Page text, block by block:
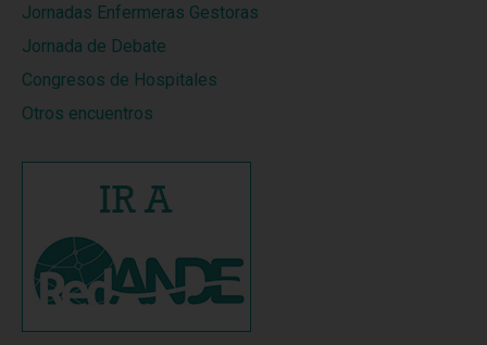
Jornadas Enfermeras Gestoras
Jornada de Debate
Congresos de Hospitales
Otros encuentros